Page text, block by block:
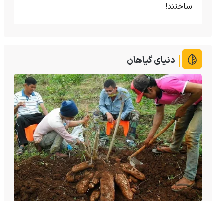
ساختند!
دنیای گیاهان